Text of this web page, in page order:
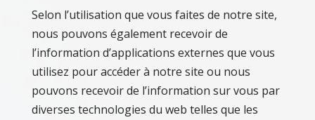
Selon l’utilisation que vous faites de notre site,
nous pouvons également recevoir de
l’information d’applications externes que vous
utilisez pour accéder à notre site ou nous
pouvons recevoir de l’information sur vous par
diverses technologies du web telles que les